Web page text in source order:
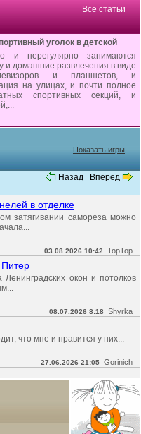
Все статьи
уголок в детской
и нерегулярно занимаются
и домашние развлечения в виде
и планшетов, и
на улицах, и почти полное
спортивных секций, и
Показать игры
Назад Вперед
в отделке
затягивании самореза можно
03.08.2026 10:42 TopTop
Питер
окон и потолков
08.07.2026 8:18 Shyrka
что мне и нравится у них...
27.06.2026 21:05 Gorinich